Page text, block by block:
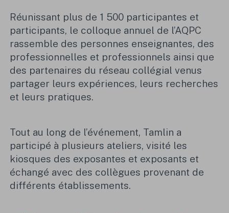
Réunissant plus de 1 500 participantes et
participants, le colloque annuel de l’AQPC
rassemble des personnes enseignantes, des
professionnelles et professionnels ainsi que
des partenaires du réseau collégial venus
partager leurs expériences, leurs recherches
et leurs pratiques.
Tout au long de l’événement, Tamlin a
participé à plusieurs ateliers, visité les
kiosques des exposantes et exposants et
échangé avec des collègues provenant de
différents établissements.